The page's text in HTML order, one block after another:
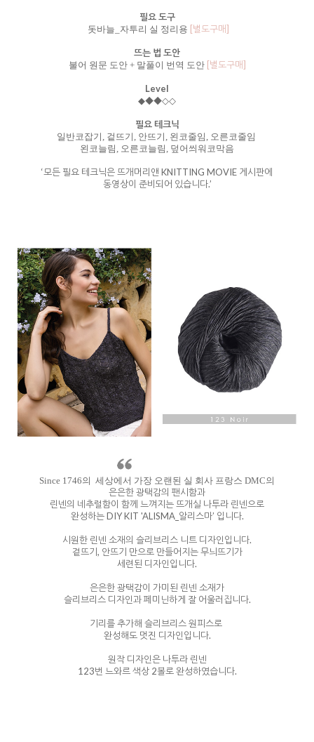
필요 도구
돗바늘_자투리 실 정리용 [별도구매]
뜨는 법 도안
불어 원문 도안 + 말풀이 번역 도안 [별도구매]
Level
◆◆◆◇◇
필요 테크닉
일반코잡기, 겉뜨기, 안뜨기, 왼코줄임, 오른코줄임
왼코늘림, 오른코늘림, 덮어씌워코막음
‘모든 필요 테크닉은 뜨개머리앤 KNITTING MOVIE 게시판에
동영상이 준비되어 있습니다.’
Since 1746의 세상에서 가장 오랜된 실 회사 프랑스 DMC의
은은한 광택감의 팬시함과
린넨의 네추럴함이 함께 느껴지는 뜨개실 나투라 린넨으로
완성하는 DIY KIT 'ALISMA_알리스마’ 입니다.
시원한 린넨 소재의 슬리브리스 니트 디자인입니다.
겉뜨기, 안뜨기 만으로 만들어지는 무늬뜨기가
세련된 디자인입니다.
은은한 광택감이 가미된 린넨 소재가
슬리브리스 디자인과 페미닌하게 잘 어울러집니다.
기리를 추가해 슬리브리스 원피스로
완성해도 멋진 디자인입니다.
원작 디자인은 나투라 린넨
123번 느와르 색상 2볼로 완성하였습니다.